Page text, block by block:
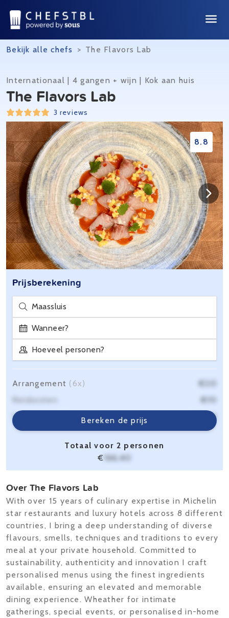
Bekijk alle chefs > The Flavors Lab
Internationaal | 4 gangen + wijn | Kok aan huis
The Flavors Lab
3 reviews
8.8
Prijsberekening
Maassluis
Wanneer?
Hoeveel personen?
Bereken de prijs
Arrangement (6x)
€20
Reiskosten
€10
Servicekosten
€6,40
Totaal voor 2 personen
€ 166,40
Over The Flavors Lab
With over 15 years of culinary expertise in Michelin
star restaurants and luxury hotels across 8 different
countries, I bring a deep understanding of diverse
flavours, smells, techniques and traditions to every
meal at your private household. Committed to
sustainability, authenticity and innovation I craft
personalised menus using the finest ingredients
available, ensuring an elevated and memorable
dining experience. Wheather for intimate
gatherings, special events, or personalised in-home